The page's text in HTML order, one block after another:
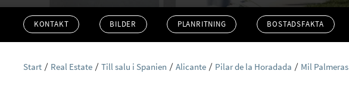
KONTAKT BILDER PLANRITNING BOSTADSFAKTA
Start Real Estate Till salu i Spanien Alicante Pilar de la Horadada Mil Palmeras